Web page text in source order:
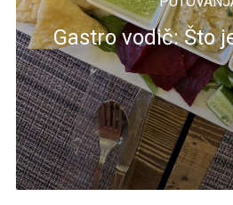
Gastro vodič: Što